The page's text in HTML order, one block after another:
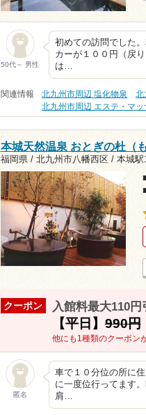
50代～ 男性
初めての訪問でした
カーが１００円（戻
は…
関連情報 北九州市周辺 塩化物泉 北
北九州市周辺 エステ・マッ
本城天然温泉 おとぎの杜（も
福岡県 / 北九州市八幡西区 / 本城駅
クーポン 入館料最大110
【平日】990円
他にも1種類のクーポン
匿名
車で１０分位の所に
に一度位行ってます
肩…